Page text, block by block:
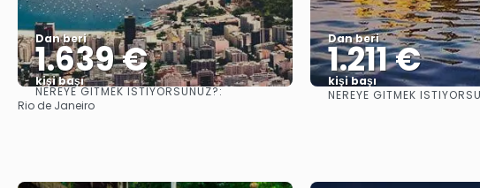
Dan beri
1.639 €
kişi başı
NEREYE GITMEK ISTIYORSUNUZ?:
Rio de Janeiro
Dan beri
1.211 €
kişi başı
Görüntüle
NEREYE GITMEK